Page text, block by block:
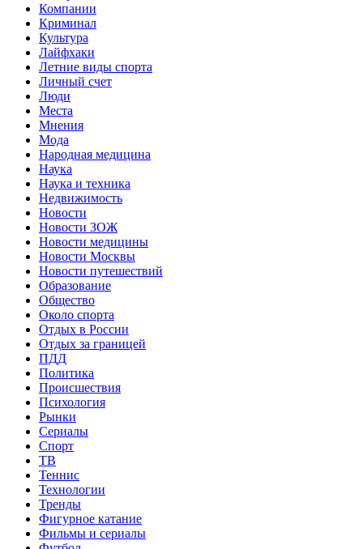
Компании
Криминал
Культура
Лайфхаки
Летние виды спорта
Личный счет
Люди
Места
Мнения
Мода
Народная медицина
Наука
Наука и техника
Недвижимость
Новости
Новости ЗОЖ
Новости медицины
Новости Москвы
Новости путешествий
Образование
Общество
Около спорта
Отдых в России
Отдых за границей
ПДД
Политика
Происшествия
Психология
Рынки
Сериалы
Спорт
ТВ
Теннис
Технологии
Тренды
Фигурное катание
Фильмы и сериалы